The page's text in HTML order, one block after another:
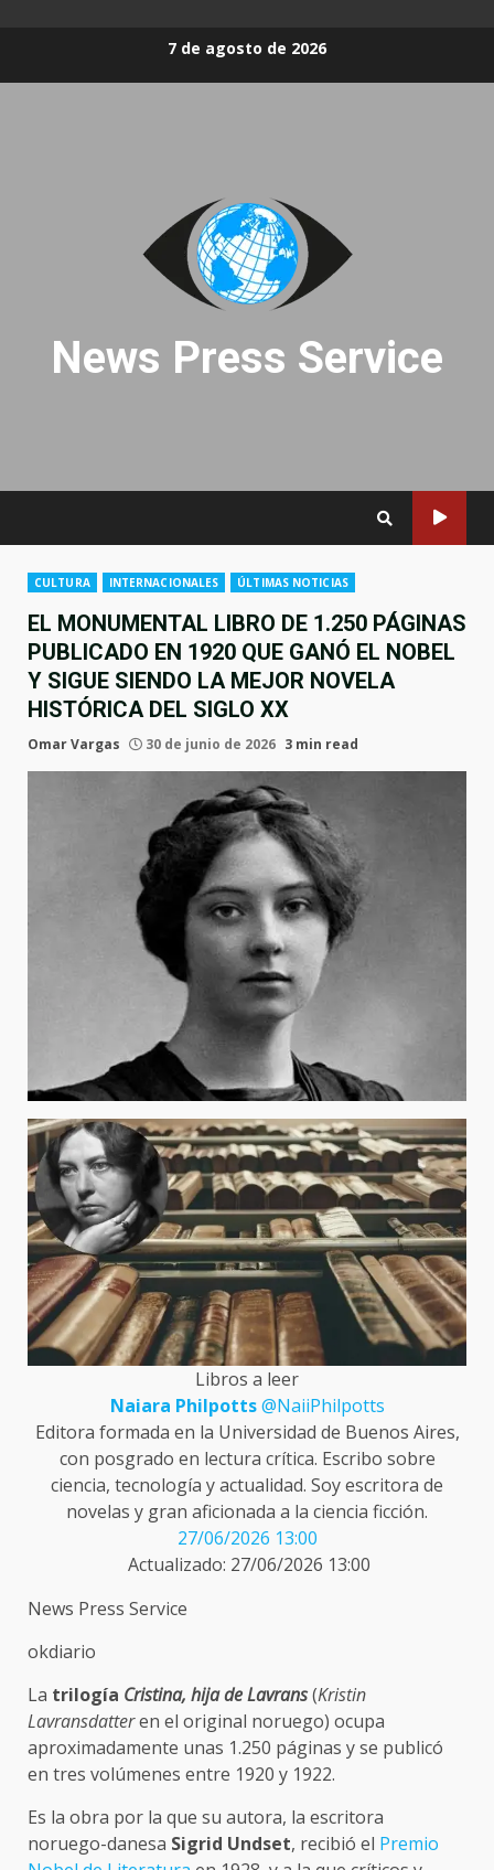
7 de agosto de 2026
News Press Service
CULTURA INTERNACIONALES ÚLTIMAS NOTICIAS
EL MONUMENTAL LIBRO DE 1.250 PÁGINAS
PUBLICADO EN 1920 QUE GANÓ EL NOBEL
Y SIGUE SIENDO LA MEJOR NOVELA
HISTÓRICA DEL SIGLO XX
Omar Vargas 30 de junio de 2026 3 min read
Libros a leer
Naiara Philpotts @NaiiPhilpotts
Editora formada en la Universidad de Buenos Aires,
con posgrado en lectura crítica. Escribo sobre
ciencia, tecnología y actualidad. Soy escritora de
novelas y gran aficionada a la ciencia ficción.
27/06/2026 13:00
Actualizado: 27/06/2026 13:00
News Press Service
okdiario
La trilogía Cristina, hija de Lavrans(Kristin
Lavransdatteren el original noruego) ocupa
aproximadamente unas 1.250 páginas y se publicó
en tres volúmenes entre 1920 y 1922.
Es la obra por la que su autora, la escritora
noruego-danesa Sigrid Undset, recibió el Premio